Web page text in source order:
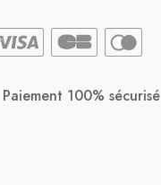
Paiement 100% sécurisé